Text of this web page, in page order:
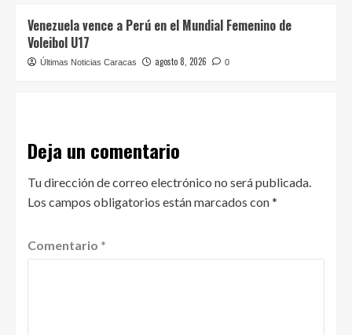
Venezuela vence a Perú en el Mundial Femenino de
Voleibol U17
Últimas Noticias Caracas agosto 8, 2026 0
Deja un comentario
Tu dirección de correo electrónico no será publicada.
Los campos obligatorios están marcados con*
Comentario *